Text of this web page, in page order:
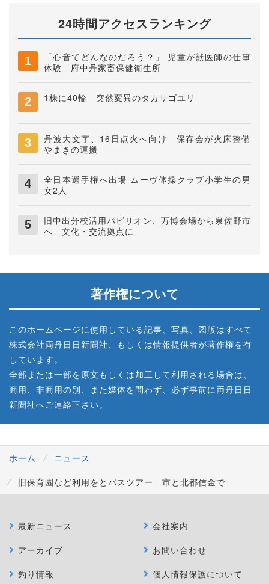
24時間アクセスランキング
「心音てどんなのだろう？」 児童が獣医師の仕事
体験 府中丹家畜保健衛生所
1株に40輪 突然変異のタカサゴユリ
丹波大文字、16日点火へ向け 保存会が火床整備
やまきの運搬
全日本選手権へ出場 ムーヴ体操クラブ小学生の男
女2人
旧中出分校活用パビリオン、万博会場から泉佐野市
へ 文化・交流拠点に
著作権について
このホームページに使用している記事、写真、図版はすべて
株式会社両丹日日新聞社、もしくは情報提供者が著作権を有
しています。
全部または一部を原文もしくは加工して利用される場合は、
商用、非商用の別、また媒体を問わず、必ず事前に両丹日日
新聞社へご連絡下さい。
ホーム
ニュース
旧保育園など利用をとバスツアー 市と北都信金で
最新ニュース
アーカイブ
釣り情報
会社案内
お問い合わせ
個人情報保護について